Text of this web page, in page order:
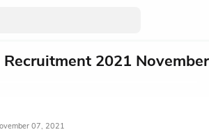
2021 November
07, 2021